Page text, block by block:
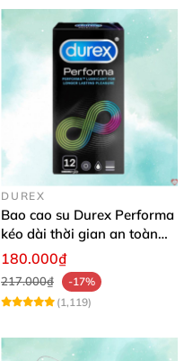
DUREX
Bao cao su Durex Performa
kéo dài thời gian an toàn
Hộp 12 cái
180.000₫
217.000₫
-17%
(1,119)